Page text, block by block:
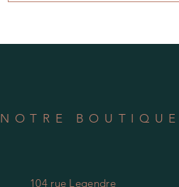
NOTRE BOUTIQUE
104 rue Legendre